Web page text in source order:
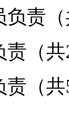
负责
责（
责（